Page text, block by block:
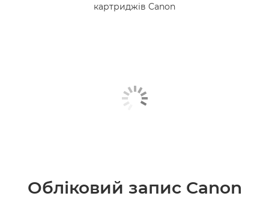
картриджів Canon
Обліковий запис Canon